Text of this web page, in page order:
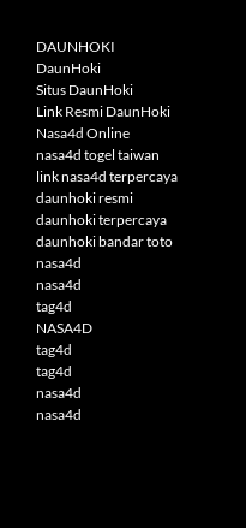
DAUNHOKI
DaunHoki
Situs DaunHoki
Link Resmi DaunHoki
Nasa4d Online
nasa4d togel taiwan
link nasa4d terpercaya
daunhoki resmi
daunhoki terpercaya
daunhoki bandar toto
nasa4d
nasa4d
tag4d
NASA4D
tag4d
tag4d
nasa4d
nasa4d